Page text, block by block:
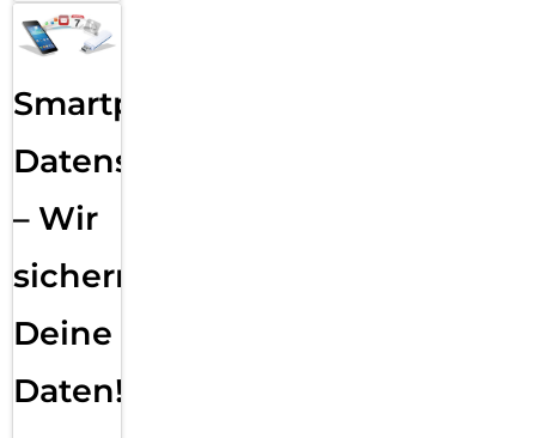
Smartphone
Datensicherung
– Wir
sichern
Deine
Daten!